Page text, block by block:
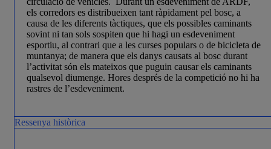
els corredors es distribueixen tant ràpidament pel bosc, a
causa de les diferents tàctiques, que els possibles caminants
sovint ni tan sols sospiten que hi hagi un esdeveniment
esportiu, al contrari que a les curses populars o de bicicleta de
muntanya; de manera que els danys causats al bosc durant
l’activitat són els mateixos que puguin causar els caminants
qualsevol diumenge. Hores després de la competició no hi ha
rastres de l’esdeveniment.
Ressenya històrica